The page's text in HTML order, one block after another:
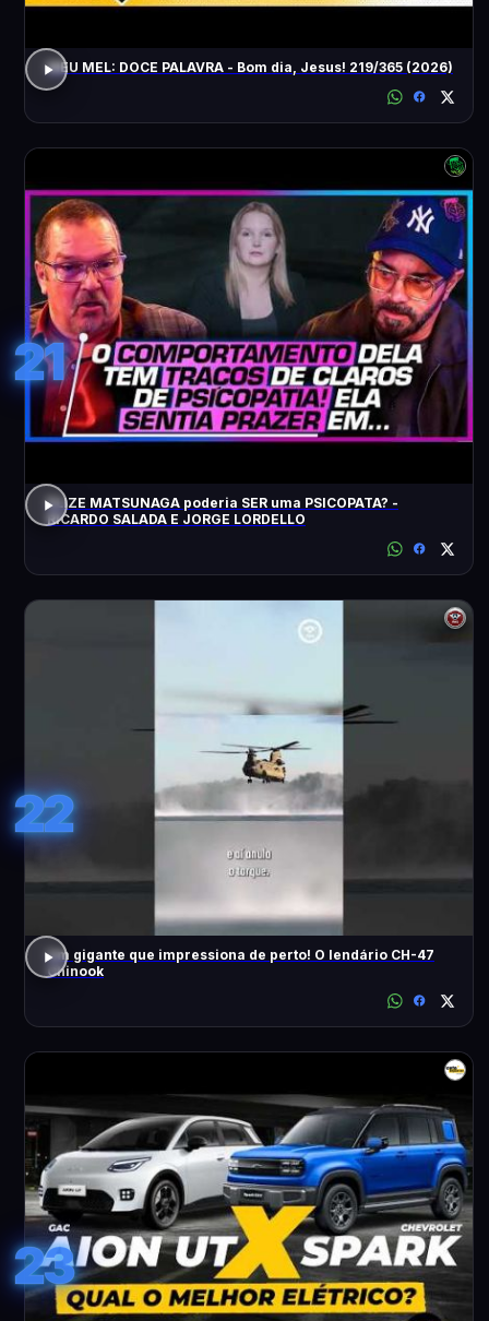
MEU MEL: DOCE PALAVRA - Bom dia, Jesus! 219/365 (2026)
21
ELIZE MATSUNAGA poderia SER uma PSICOPATA? -
RICARDO SALADA E JORGE LORDELLO
22
Um gigante que impressiona de perto! O lendário CH-47
Chinook
23